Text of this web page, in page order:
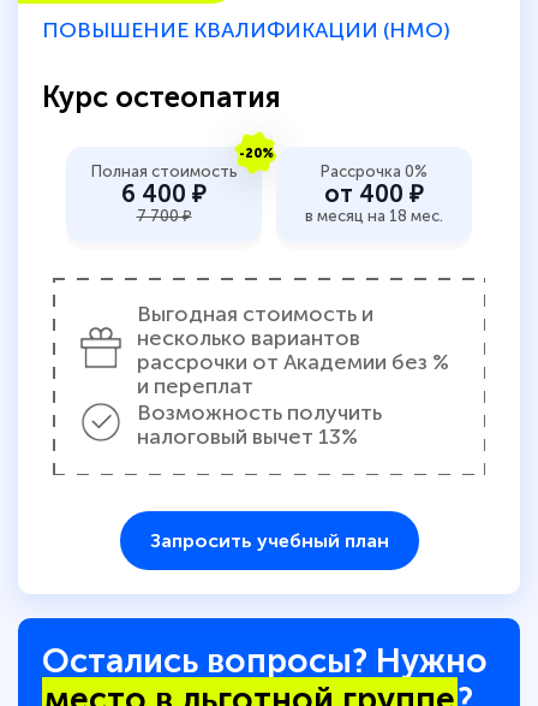
каком этапе…
ПОВЫШЕНИЕ КВАЛИФИКАЦИИ (НМО)
Курс остеопатия
-20%
Полная стоимость
6 400 ₽
7 700 ₽
Рассрочка 0%
от 400 ₽
в месяц на 18 мес.
Выгодная стоимость и
несколько вариантов
рассрочки от Академии без %
и переплат
Возможность получить
налоговый вычет 13%
Запросить учебный план
Остались вопросы? Нужно